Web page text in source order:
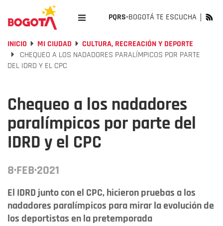
PQRS-BOGOTÁ TE ESCUCHA
INICIO MI CIUDAD
CULTURA, RECREACIÓN Y DEPORTE
CHEQUEO A LOS NADADORES PARALÍMPICOS POR PARTE
DEL IDRD Y EL CPC
Chequeo a los nadadores
paralímpicos por parte del
IDRD y el CPC
8·FEB·2021
El IDRD junto con el CPC, hicieron pruebas a los
nadadores paralímpicos para mirar la evolución de
los deportistas en la pretemporada